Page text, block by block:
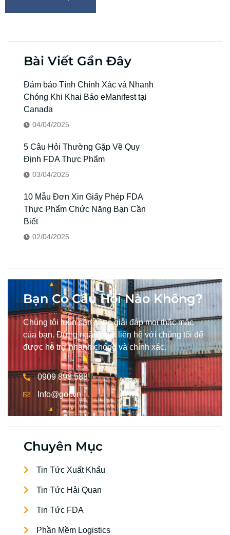
Bài Viết Gần Đây
Đảm bảo Tính Chính Xác và Nhanh
Chóng Khi Khai Báo eManifest tại
Canada
04/04/2025
5 Câu Hỏi Thường Gặp Về Quy
Định FDA Thực Phẩm
03/04/2025
10 Mẫu Đơn Xin Giấy Phép FDA
Thực Phẩm Chức Năng Bạn Cần
Biết
02/04/2025
Bạn Có Câu Hỏi Nào Không?
Chúng tôi luôn sẵn sàng giải đáp mọi thắc mắc
của bạn. Đừng ngần ngại liên hệ với chúng tôi để
được hỗ trợ nhanh chóng và chính xác.
0909 898 588
Info@gol.vn
Chuyên Mục
Tin Tức Xuất Khẩu
Tin Tức Hải Quan
Tin Tức FDA
Phần Mềm Logistics